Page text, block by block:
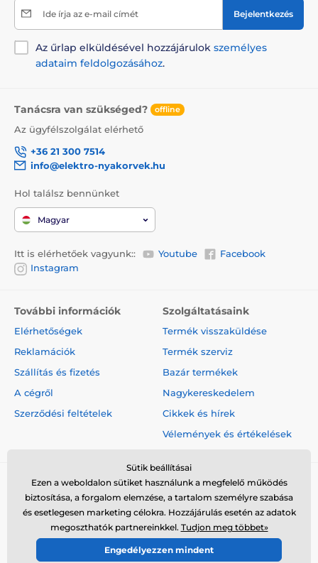
Ide írja az e-mail címét Bejelentkezés
Az űrlap elküldésével hozzájárulok személyes
adataim feldolgozásához.
Tanácsra van szükséged? offline
Az ügyfélszolgálat elérhető
+36 21 300 7514
info@elektro-nyakorvek.hu
Hol találsz bennünket
Magyar
Itt is elérhetőek vagyunk:: Youtube
Facebook
Instagram
További információk
Elérhetőségek
Reklamációk
Szállítás és fizetés
A cégről
Szerződési feltételek
Szolgáltatásaink
Termék visszaküldése
Termék szerviz
Bazár termékek
Nagykereskedelem
Cikkek és hírek
Vélemények és értékelések
© 2026 www.elektro-nyakorvek.hu ⦁ Webshop szolgáltatónk a
SIMPLIA.cz
Sütik beállításai
Ezen a weboldalon sütiket használunk a megfelelő működés
biztosítása, a forgalom elemzése, a tartalom személyre szabása
és esetlegesen marketing célokra. Hozzájárulás esetén az adatok
megoszthatók partnereinkkel. Tudjon meg többet»
Engedélyezzen mindent